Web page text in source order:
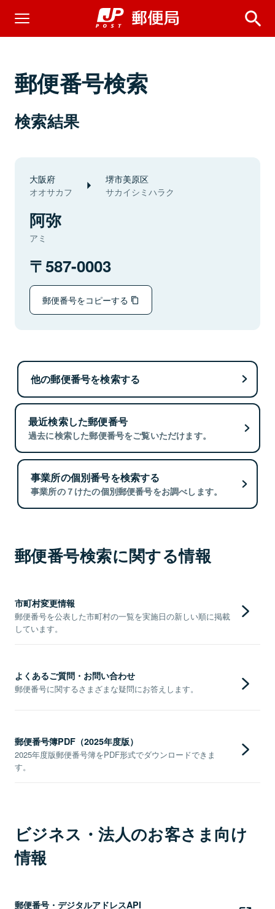
郵便番号検索
検索結果
大阪府
オオサカフ
堺市美原区
サカイシミハラク
阿弥
アミ
587-0003
郵便番号をコピーする
他の郵便番号を検索する
最近検索した郵便番号
過去に検索した郵便番号をご覧いただけます。
事業所の個別番号を検索する
事業所の７けたの個別郵便番号をお調べします。
郵便番号検索に関する情報
市町村変更情報
郵便番号を公表した市町村の一覧を実施日の新しい順に掲載
しています。
よくあるご質問・お問い合わせ
郵便番号に関するさまざまな疑問にお答えします。
郵便番号簿PDF（2025年度版）
2025年度版郵便番号簿をPDF形式でダウンロードできま
す。
ビジネス・法人のお客さま向け
情報
郵便番号・デジタルアドレスAPI